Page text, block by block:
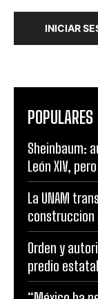
INICIAR
POPULARES
Sheinbaum:
León XIV,
La UNAM
Orden y
predio